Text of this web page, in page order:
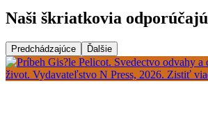
Naši škriatkovia odporúčajú
Predchádzajúce Ďalšie